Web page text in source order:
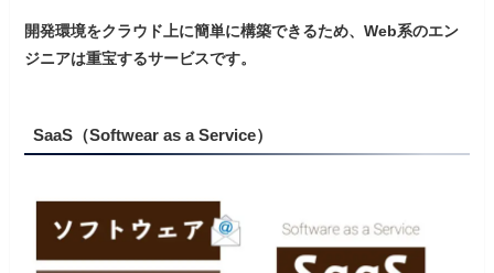
開発環境をクラウド上に簡単に構築できるため、Web系のエン
ジニアは重宝するサービスです。
SaaS（Softwear as a Service）